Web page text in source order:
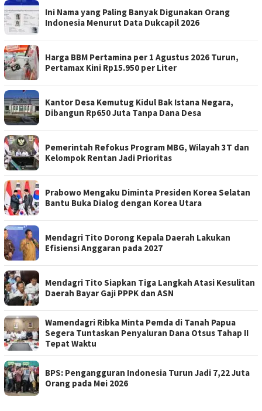
Ini Nama yang Paling Banyak Digunakan Orang
Indonesia Menurut Data Dukcapil 2026
Harga BBM Pertamina per 1 Agustus 2026 Turun,
Pertamax Kini Rp15.950 per Liter
Kantor Desa Kemutug Kidul Bak Istana Negara,
Dibangun Rp650 Juta Tanpa Dana Desa
Pemerintah Refokus Program MBG, Wilayah 3T dan
Kelompok Rentan Jadi Prioritas
Prabowo Mengaku Diminta Presiden Korea Selatan
Bantu Buka Dialog dengan Korea Utara
Mendagri Tito Dorong Kepala Daerah Lakukan
Efisiensi Anggaran pada 2027
Mendagri Tito Siapkan Tiga Langkah Atasi Kesulitan
Daerah Bayar Gaji PPPK dan ASN
Wamendagri Ribka Minta Pemda di Tanah Papua
Segera Tuntaskan Penyaluran Dana Otsus Tahap II
Tepat Waktu
BPS: Pengangguran Indonesia Turun Jadi 7,22 Juta
Orang pada Mei 2026